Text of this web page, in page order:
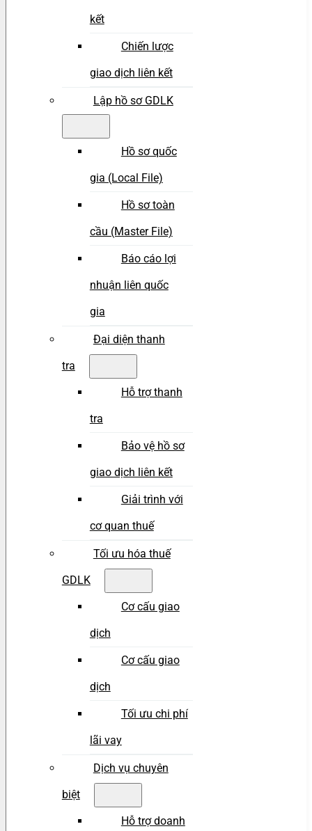
kết
Chiến lược
giao dịch liên kết
Lập hồ sơ GDLK
Hồ sơ quốc
gia (Local File)
Hồ sơ toàn
cầu (Master File)
Báo cáo lợi
nhuận liên quốc
gia
Đại diện thanh
tra
Hỗ trợ thanh
tra
Bảo vệ hồ sơ
giao dịch liên kết
Giải trình với
cơ quan thuế
Tối ưu hóa thuế
GDLK
Cơ cấu giao
dịch
Cơ cấu giao
dịch
Tối ưu chi phí
lãi vay
Dịch vụ chuyên
biệt
Hỗ trợ doanh